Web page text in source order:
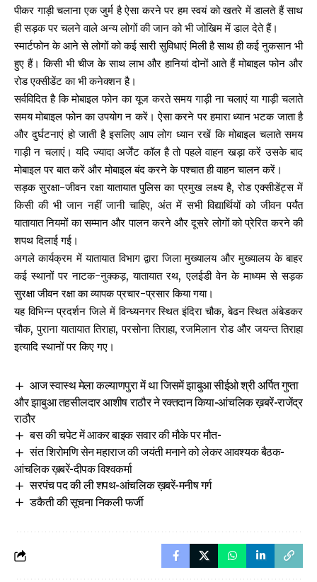
पीकर गाड़ी चलाना एक जुर्म है ऐसा करने पर हम स्वयं को खतरे में डालते हैं साथ
ही सड़क पर चलने वाले अन्य लोगों की जान को भी जोखिम में डाल देते हैं।
स्मार्टफोन के आने से लोगों को कई सारी सुविधाएं मिली है साथ ही कई नुकसान भी
हुए हैं। किसी भी चीज के साथ लाभ और हानियां दोनों आते हैं मोबाइल फोन और
रोड एक्सीडेंट का भी कनेक्शन है।
सर्वविदित है कि मोबाइल फोन का यूज करते समय गाड़ी ना चलाएं या गाड़ी चलाते
समय मोबाइल फोन का उपयोग न करें। ऐसा करने पर हमारा ध्यान भटक जाता है
और दुर्घटनाएं हो जाती है इसलिए आप लोग ध्यान रखें कि मोबाइल चलाते समय
गाड़ी न चलाएं। यदि ज्यादा अर्जेंट कॉल है तो पहले वाहन खड़ा करें उसके बाद
मोबाइल पर बात करें और मोबाइल बंद करने के पश्चात ही वाहन चालन करें।
सड़क सुरक्षा-जीवन रक्षा यातायात पुलिस का प्रमुख लक्ष्य है, रोड एक्सीडेंट्स में
किसी की भी जान नहीं जानी चाहिए, अंत में सभी विद्यार्थियों को जीवन पर्यंत
यातायात नियमों का सम्मान और पालन करने और दूसरे लोगों को प्रेरित करने की
शपथ दिलाई गई।
अगले कार्यक्रम में यातायात विभाग द्वारा जिला मुख्यालय और मुख्यालय के बाहर
कई स्थानों पर नाटक-नुक्कड़, यातायात रथ, एलईडी वेन के माध्यम से सड़क
सुरक्षा जीवन रक्षा का व्यापक प्रचार-प्रसार किया गया।
यह विभिन्न प्रदर्शन जिले में विन्ध्यनगर स्थित इंदिरा चौक, बेढन स्थित अंबेडकर
चौक, पुराना यातायात तिराहा, परसोना तिराहा, रजमिलान रोड और जयन्त तिराहा
इत्यादि स्थानों पर किए गए।
आज स्वास्थ मेला कल्याणपुरा में था जिसमें झाबुआ सीईओ श्री अर्पित गुप्ता
और झाबुआ तहसीलदार आशीष राठौर ने रक्तदान किया-आंचलिक ख़बरें-राजेंद्र
राठौर
बस की चपेट में आकर बाइक सवार की मौके पर मौत-
संत शिरोमणि सेन महाराज की जयंती मनाने को लेकर आवश्यक बैठक-
आंचलिक ख़बरें-दीपक विश्वकर्मा
सरपंच पद की ली शपथ-आंचलिक ख़बरें-मनीष गर्ग
डकैती की सूचना निकली फर्जी